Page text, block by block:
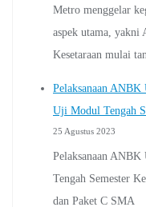
Metro menggelar
aspek utama, yakni
Kesetaraan mulai
Pelaksanaan ANBK
Uji Modul Tengah
25 Agustus 2023
Pelaksanaan
Tengah Semester
dan Paket C SMA